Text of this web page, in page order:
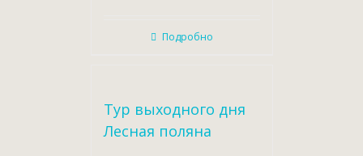
Подробно
Тур выходного дня
Лесная поляна